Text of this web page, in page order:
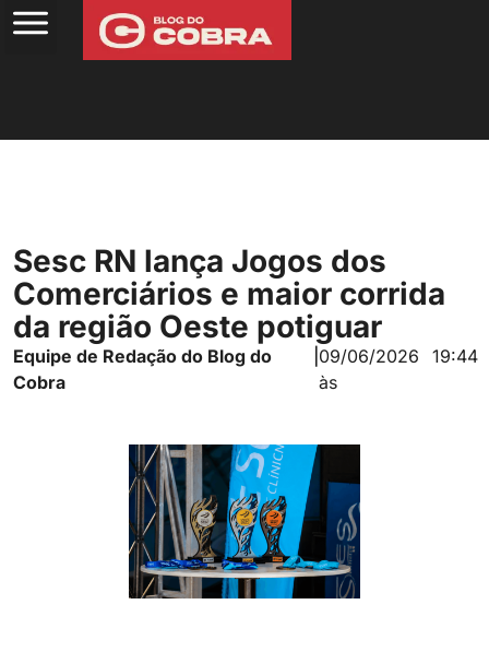
Sesc RN lança Jogos dos
Comerciários e maior corrida
da região Oeste potiguar
Equipe de Redação do Blog do
Cobra
09/06/2026
às
19:44